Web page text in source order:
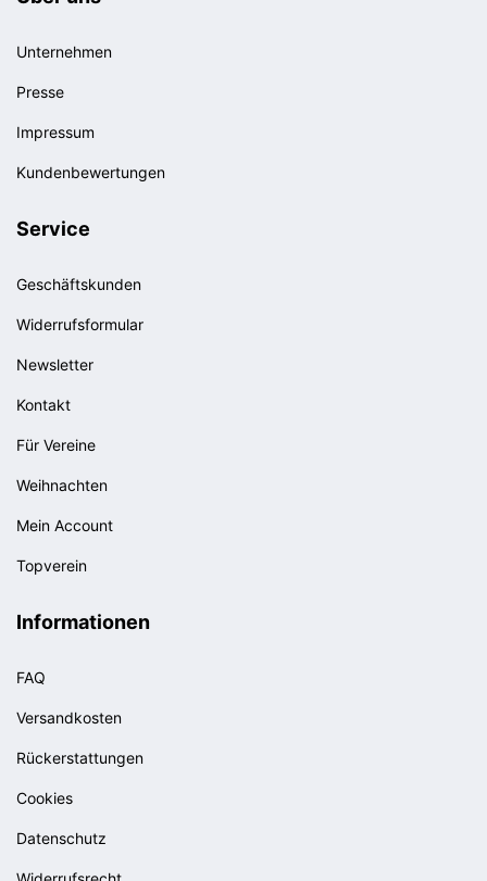
Unternehmen
Presse
Impressum
Kundenbewertungen
Service
Geschäftskunden
Widerrufsformular
Newsletter
Kontakt
Für Vereine
Weihnachten
Mein Account
Topverein
Informationen
FAQ
Versandkosten
Rückerstattungen
Cookies
Datenschutz